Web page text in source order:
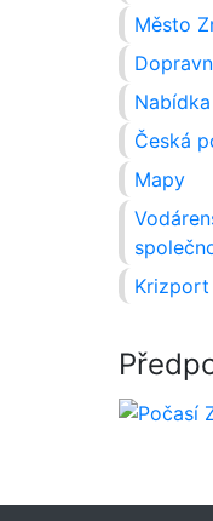
Město
Česká
Mapy
Krizport